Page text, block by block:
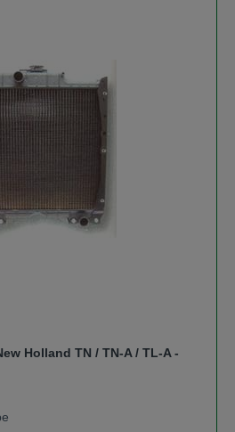
Holland TN / TN-A / TL-A -